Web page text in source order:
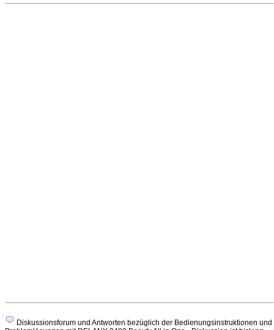
Diskussionsforum und Antworten bezüglich der Bedienungsinstruktionen und